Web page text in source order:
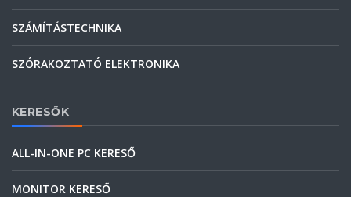
SZÁMÍTÁSTECHNIKA
SZÓRAKOZTATÓ ELEKTRONIKA
KERESŐK
ALL-IN-ONE PC KERESŐ
MONITOR KERESŐ